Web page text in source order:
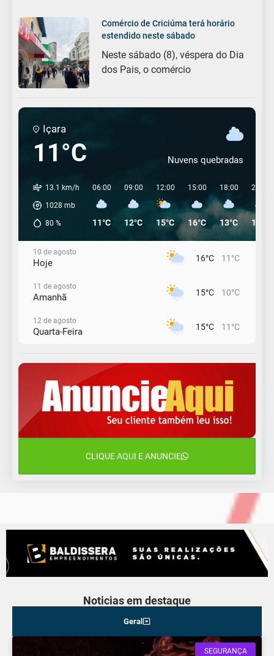
Comércio de Criciúma terá horário
estendido neste sábado
Neste sábado (8), véspera do Dia
dos Pais, o comércio
Içara
11°C Nuvens quebradas
13.1 km/h
1028 mb
80 %
06:00
11°C
09:00
12°C
12:00
15°C
15:00
16°C
18:00
13°C
21:00
12°C
10 de agosto
Hoje 16°C 11°C
11 de agosto
Amanhã 15°C 10°C
12 de agosto
Quarta-Feira 15°C 11°C
Quinta-Feira 18°C 14°C
14 de agosto
Sexta-Feira
CLIQUE AQUI E ANUNCIE
Noticias em destaque
Geral
SEGURANÇA